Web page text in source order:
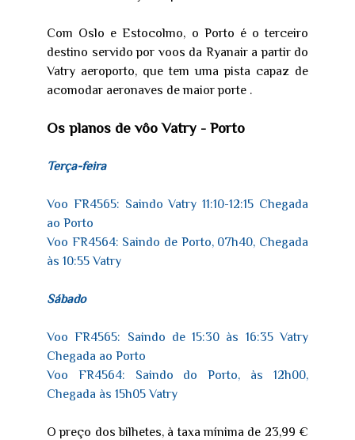
Com Oslo e Estocolmo, o Porto é o terceiro
destino servido por voos da Ryanair a partir do
Vatry aeroporto, que tem uma pista capaz de
acomodar aeronaves de maior porte .
Os planos de vôo Vatry - Porto
Terça-feira
Voo FR4565: Saindo Vatry 11:10-12:15 Chegada
ao Porto
Voo FR4564: Saindo de Porto, 07h40, Chegada
às 10:55 Vatry
Sábado
Voo FR4565: Saindo de 15:30 às 16:35 Vatry
Chegada ao Porto
Voo FR4564: Saindo do Porto, às 12h00,
Chegada às 15h05 Vatry
O preço dos bilhetes, à taxa mínima de 23,99 €